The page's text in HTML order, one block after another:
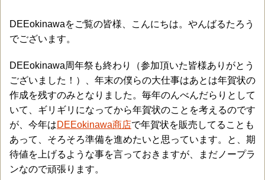
DEEokinawaをご覧の皆様、こんにちは。やんばるたろう
でございます。
DEEokinawa周年祭も終わり（参加頂いた皆様ありがとう
ございました！）、年末の僕らの大仕事はあとは年賀状の
作成を残すのみとなりました。毎年のんべんだらりとして
いて、ギリギリになってから年賀状のことを考えるのです
が、今年はDEEokinawa商店で年賀状を販売してることも
あって、そろそろ準備を進めたいと思っています。と、期
待値を上げるような事を言っておきますが、まだノープラ
ンなので頑張ります。